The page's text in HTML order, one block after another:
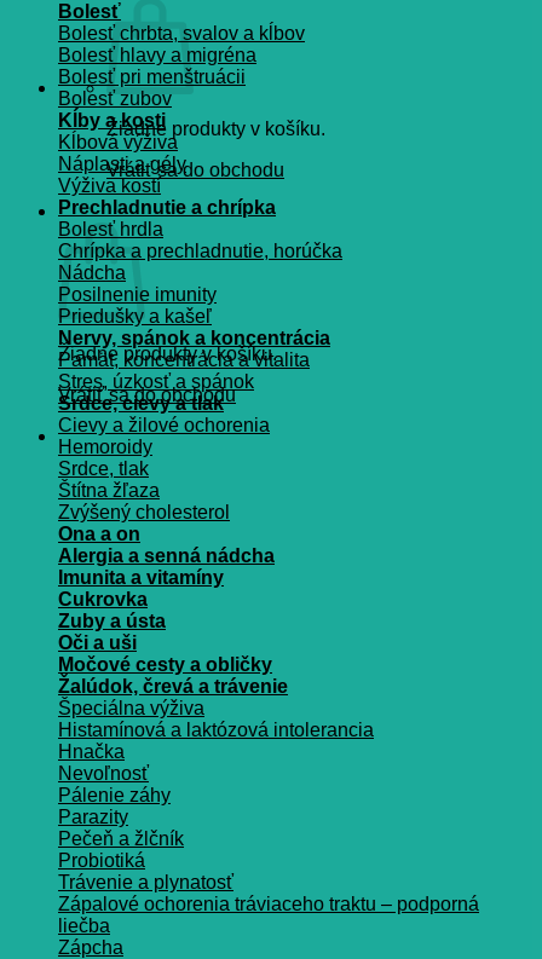
Žiadne produkty v košíku.
Vrátiť sa do obchodu
Košík
Žiadne produkty v košíku.
Vrátiť sa do obchodu
Bolesť
Bolesť chrbta, svalov a kĺbov
Bolesť hlavy a migréna
Bolesť pri menštruácii
Bolesť zubov
Kĺby a kosti
Kĺbová výživa
Náplasti a gély
Výživa kostí
Prechladnutie a chrípka
Bolesť hrdla
Chrípka a prechladnutie, horúčka
Nádcha
Posilnenie imunity
Priedušky a kašeľ
Nervy, spánok a koncentrácia
Pamät, koncentrácia a vitalita
Stres, úzkosť a spánok
Srdce, cievy a tlak
Cievy a žilové ochorenia
Hemoroidy
Srdce, tlak
Štítna žľaza
Zvýšený cholesterol
Ona a on
Alergia a senná nádcha
Imunita a vitamíny
Cukrovka
Zuby a ústa
Oči a uši
Močové cesty a obličky
Žalúdok, črevá a trávenie
Špeciálna výživa
Histamínová a laktózová intolerancia
Hnačka
Nevoľnosť
Pálenie záhy
Parazity
Pečeň a žlčník
Probiotiká
Trávenie a plynatosť
Zápalové ochorenia tráviaceho traktu – podporná
liečba
Zápcha